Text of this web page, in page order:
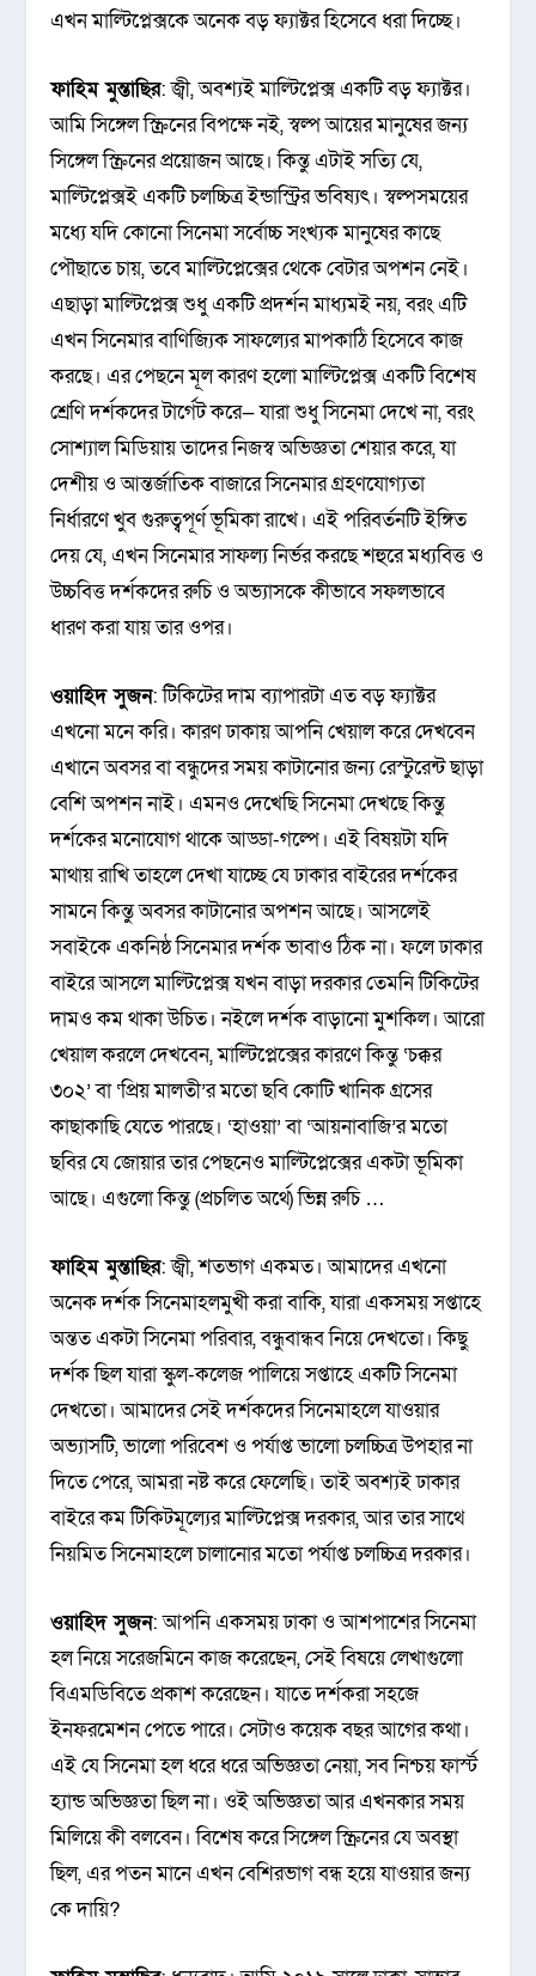
এখন মাল্টিপ্লেক্সকে অনেক বড় ফ্যাক্টর হিসেবে ধরা দিচ্ছে।
ফাহিম মুন্তাছির: জ্বী, অবশ্যই মাল্টিপ্লেক্স একটি বড় ফ্যাক্টর।
আমি সিঙ্গেল স্ক্রিনের বিপক্ষে নই, স্বল্প আয়ের মানুষের জন্য
সিঙ্গেল স্ক্রিনের প্রয়োজন আছে। কিন্তু এটাই সত্যি যে,
মাল্টিপ্লেক্সই একটি চলচ্চিত্র ইন্ডাস্ট্রির ভবিষ্যৎ। স্বল্পসময়ের
মধ্যে যদি কোনো সিনেমা সর্বোচ্চ সংখ্যক মানুষের কাছে
পৌছাতে চায়, তবে মাল্টিপ্লেক্সের থেকে বেটার অপশন নেই।
এছাড়া মাল্টিপ্লেক্স শুধু একটি প্রদর্শন মাধ্যমই নয়, বরং এটি
এখন সিনেমার বাণিজ্যিক সাফল্যের মাপকাঠি হিসেবে কাজ
করছে। এর পেছনে মূল কারণ হলো মাল্টিপ্লেক্স একটি বিশেষ
শ্রেণি দর্শকদের টার্গেট করে— যারা শুধু সিনেমা দেখে না, বরং
সোশ্যাল মিডিয়ায় তাদের নিজস্ব অভিজ্ঞতা শেয়ার করে, যা
দেশীয় ও আন্তর্জাতিক বাজারে সিনেমার গ্রহণযোগ্যতা
নির্ধারণে খুব গুরুত্বপূর্ণ ভূমিকা রাখে। এই পরিবর্তনটি ইঙ্গিত
দেয় যে, এখন সিনেমার সাফল্য নির্ভর করছে শহুরে মধ্যবিত্ত ও
উচ্চবিত্ত দর্শকদের রুচি ও অভ্যাসকে কীভাবে সফলভাবে
ধারণ করা যায় তার ওপর।
ওয়াহিদ সুজন: টিকিটের দাম ব্যাপারটা এত বড় ফ্যাক্টর
এখনো মনে করি। কারণ ঢাকায় আপনি খেয়াল করে দেখবেন
এখানে অবসর বা বন্ধুদের সময় কাটানোর জন্য রেস্টুরেন্ট ছাড়া
বেশি অপশন নাই। এমনও দেখেছি সিনেমা দেখছে কিন্তু
দর্শকের মনোযোগ থাকে আড্ডা-গল্পে। এই বিষয়টা যদি
মাথায় রাখি তাহলে দেখা যাচ্ছে যে ঢাকার বাইরের দর্শকের
সামনে কিন্তু অবসর কাটানোর অপশন আছে। আসলেই
সবাইকে একনিষ্ঠ সিনেমার দর্শক ভাবাও ঠিক না। ফলে ঢাকার
বাইরে আসলে মাল্টিপ্লেক্স যখন বাড়া দরকার তেমনি টিকিটের
দামও কম থাকা উচিত। নইলে দর্শক বাড়ানো মুশকিল। আরো
খেয়াল করলে দেখবেন, মাল্টিপ্লেক্সের কারণে কিন্তু ‌‘চক্কর
৩০২’ বা ‘প্রিয় মালতী’র মতো ছবি কোটি খানিক গ্রসের
কাছাকাছি যেতে পারছে। ‘হাওয়া’ বা ‘আয়নাবাজি’র মতো
ছবির যে জোয়ার তার পেছনেও মাল্টিপ্লেক্সের একটা ভূমিকা
আছে। এগুলো কিন্তু (প্রচলিত অর্থে) ভিন্ন রুচি …
ফাহিম মুন্তাছির: জ্বী, শতভাগ একমত। আমাদের এখনো
অনেক দর্শক সিনেমাহলমুখী করা বাকি, যারা একসময় সপ্তাহে
অন্তত একটা সিনেমা পরিবার, বন্ধুবান্ধব নিয়ে দেখতো। কিছু
দর্শক ছিল যারা স্কুল-কলেজ পালিয়ে সপ্তাহে একটি সিনেমা
দেখতো। আমাদের সেই দর্শকদের সিনেমাহলে যাওয়ার
অভ্যাসটি, ভালো পরিবেশ ও পর্যাপ্ত ভালো চলচ্চিত্র উপহার না
দিতে পেরে, আমরা নষ্ট করে ফেলেছি। তাই অবশ্যই ঢাকার
বাইরে কম টিকিটমূল্যের মাল্টিপ্লেক্স দরকার, আর তার সাথে
নিয়মিত সিনেমাহলে চালানোর মতো পর্যাপ্ত চলচ্চিত্র দরকার।
ওয়াহিদ সুজন: আপনি একসময় ঢাকা ও আশপাশের সিনেমা
হল নিয়ে সরেজমিনে কাজ করেছেন, সেই বিষয়ে লেখাগুলো
বিএমডিবিতে প্রকাশ করেছেন। যাতে দর্শকরা সহজে
ইনফরমেশন পেতে পারে। সেটাও কয়েক বছর আগের কথা।
এই যে সিনেমা হল ধরে ধরে অভিজ্ঞতা নেয়া, সব নিশ্চয় ফার্স্ট
হ্যান্ড অভিজ্ঞতা ছিল না। ওই অভিজ্ঞতা আর এখনকার সময়
মিলিয়ে কী বলবেন। বিশেষ করে সিঙ্গেল স্ক্রিনের যে অবস্থা
ছিল, এর পতন মানে এখন বেশিরভাগ বন্ধ হয়ে যাওয়ার জন্য
কে দায়ি?